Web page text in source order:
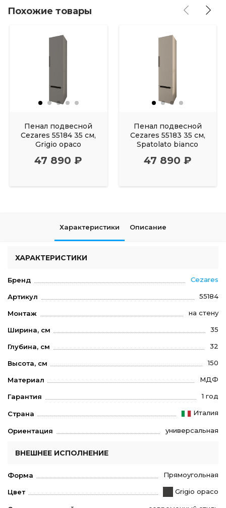
Похожие товары
Пенал подвесной
Cezares 55184 35 см,
Grigio opaco
47 890 ₽
Пенал подвесной
Cezares 55183 35 см,
Spatolato bianco
47 890 ₽
Характеристики Описание
ХАРАКТЕРИСТИКИ
Бренд Cezares
Артикул 55184
Монтаж на стену
Ширина, см 35
Глубина, см 32
Высота, см 150
Материал МДФ
Гарантия 1 год
Страна Италия
Ориентация универсальная
ВНЕШНЕЕ ИСПОЛНЕНИЕ
Форма Прямоугольная
Цвет Grigio opaco